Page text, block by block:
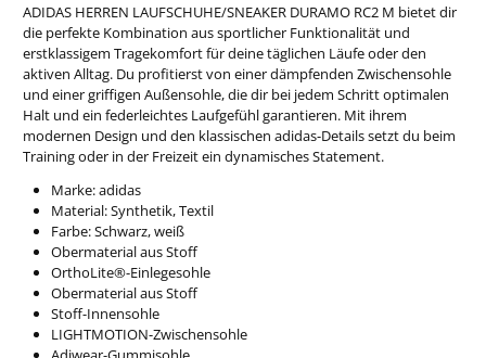
ADIDAS HERREN LAUFSCHUHE/SNEAKER DURAMO RC2 M bietet dir
die perfekte Kombination aus sportlicher Funktionalität und
erstklassigem Tragekomfort für deine täglichen Läufe oder den
aktiven Alltag. Du profitierst von einer dämpfenden Zwischensohle
und einer griffigen Außensohle, die dir bei jedem Schritt optimalen
Halt und ein federleichtes Laufgefühl garantieren. Mit ihrem
modernen Design und den klassischen adidas-Details setzt du beim
Training oder in der Freizeit ein dynamisches Statement.
Marke: adidas
Material: Synthetik, Textil
Farbe: Schwarz, weiß
Obermaterial aus Stoff
OrthoLite®-Einlegesohle
Obermaterial aus Stoff
Stoff-Innensohle
LIGHTMOTION-Zwischensohle